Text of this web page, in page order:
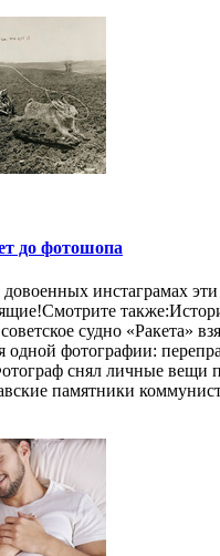
до фотошопа
инстаграмах
судно «Ракета»
одной фотографии:
снял личные вещи
памятники